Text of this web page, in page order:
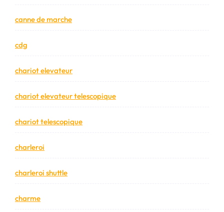
canne de marche
cdg
chariot elevateur
chariot elevateur telescopique
chariot telescopique
charleroi
charleroi shuttle
charme